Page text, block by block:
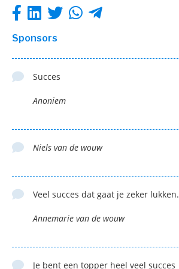
Sponsors
Succes
Anoniem
Niels van de wouw
Veel succes dat gaat je zeker lukken.
Annemarie van de wouw
Je bent een topper heel veel succes